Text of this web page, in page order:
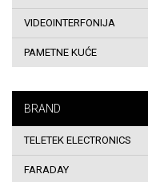
korištenja
Dostava
robe
na
VIDEOINTERFONIJA
PAMETNE KUĆE
BRAND
TELETEK ELECTRONICS
FARADAY